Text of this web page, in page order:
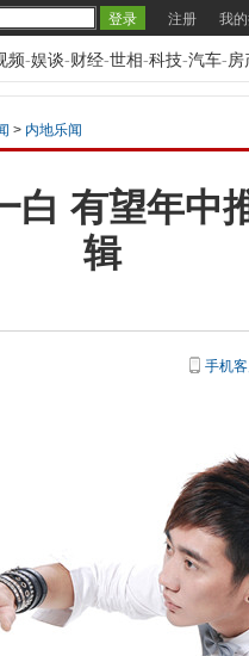
注册 我
频-娱谈-财经-世相-科技-汽车-房
> 内地乐闻
白 有望年中
辑
手机